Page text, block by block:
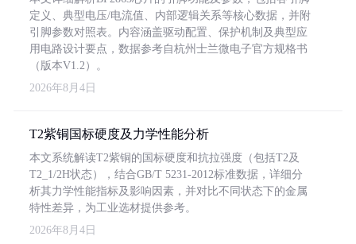
定义、典型电压/电流值、内部逻辑关系等核心数据，并附
引脚参数对照表。内容涵盖驱动配置、保护机制及典型应
用电路设计要点，数据参考自杭州士兰微电子官方规格书
（版本V1.2）。
2026年8月4日
T2紫铜国标硬度及力学性能分析
本文系统解读T2紫铜的国标硬度和抗拉强度（包括T2及
T2_1/2H状态），结合GB/T 5231-2012标准数据，详细分
析其力学性能指标及影响因素，并对比不同状态下的金属
特性差异，为工业选材提供参考。
2026年8月4日